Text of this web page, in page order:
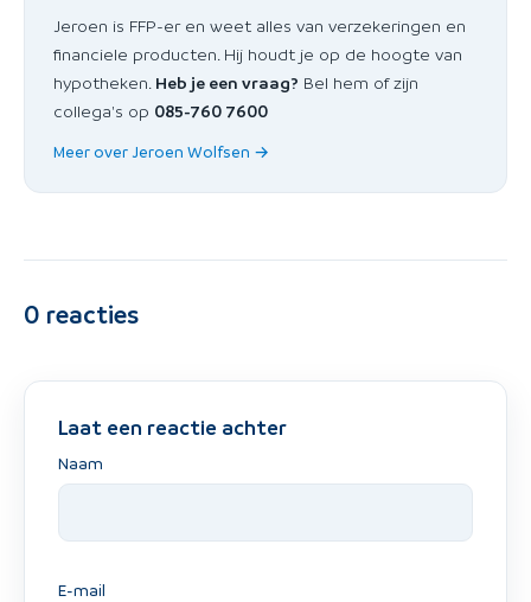
Jeroen is FFP-er en weet alles van verzekeringen en
financiele producten. Hij houdt je op de hoogte van
hypotheken. Heb je een vraag? Bel hem of zijn
collega's op 085-760 7600
Meer over Jeroen Wolfsen →
0 reacties
Laat een reactie achter
Naam
E-mail